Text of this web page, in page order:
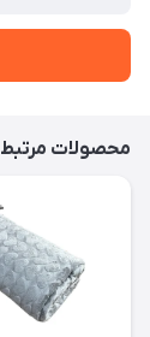
محصولات مرتبط